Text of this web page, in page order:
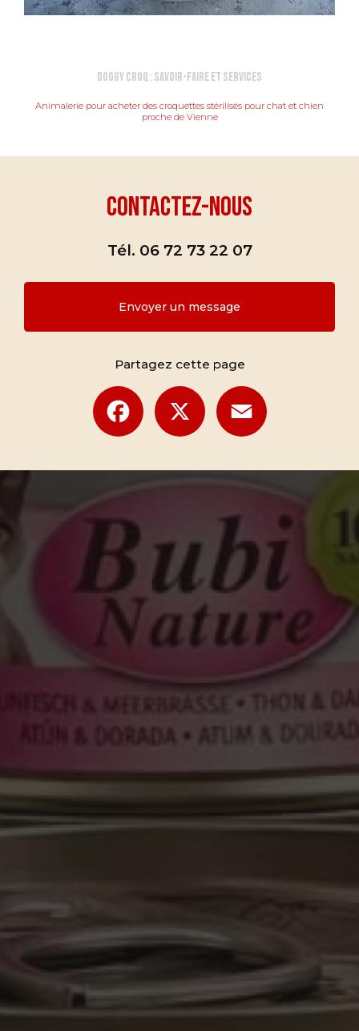
Doggy Croq : Savoir-faire et services
Animalerie pour acheter des croquettes stérilisés pour chat et chien
proche de Vienne
Contactez-nous
Tél. 06 72 73 22 07
Envoyer un message
Partagez cette page
Facebook